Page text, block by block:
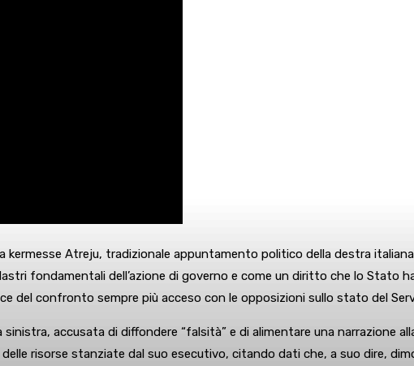
kermesse Atreju, tradizionale appuntamento politico della destra
fondamentali dell’azione di governo e come un diritto che lo Stato
del confronto sempre più acceso con le opposizioni sullo stato del
accusata di diffondere “falsità” e di alimentare una narrazione
delle risorse stanziate dal suo esecutivo, citando dati che, a suo dire,